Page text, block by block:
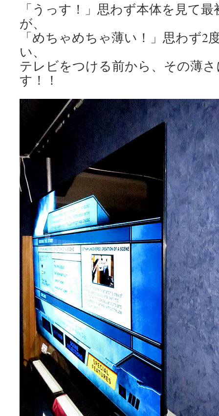
「うっす！」思わず本体を見て
が、
「めちゃめちゃ薄い！」思わず2
い、
テレビをつける前から、その薄
す！！